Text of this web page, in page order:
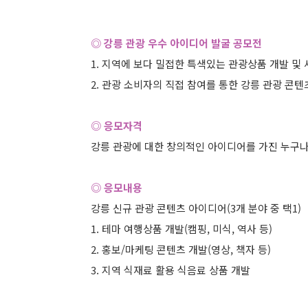
◎ 강릉 관광 우수 아이디어 발굴 공모전
1. 지역에 보다 밀접한 특색있는 관광상품 개발
2. 관광 소비자의 직접 참여를 통한 강릉 관광 콘
◎ 응모자격
강릉 관광에 대한 창의적인 아이디어를 가진 누구
◎ 응모내용
강릉 신규 관광 콘텐츠 아이디어(3개 분야 중 택1)
1. 테마 여행상품 개발(캠핑, 미식, 역사 등)
2. 홍보/마케팅 콘텐츠 개발(영상, 책자 등)
3. 지역 식재료 활용 식음료 상품 개발